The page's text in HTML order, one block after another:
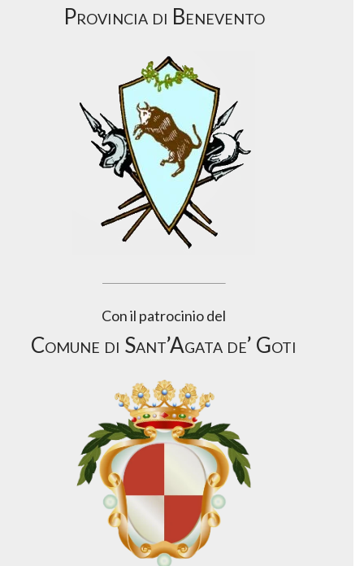
Provincia di Benevento
Con il patrocinio del
Comune di Sant’Agata de’ Goti